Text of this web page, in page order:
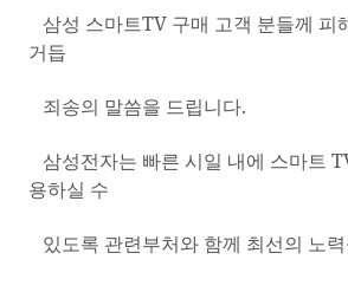
삼성 스마트TV 구매 고객 분들께 피
거듭
죄송의 말씀을 드립니다.
삼성전자는 빠른 시일 내에 스마트
용하실 수
있도록 관련부처와 함께 최선의 노